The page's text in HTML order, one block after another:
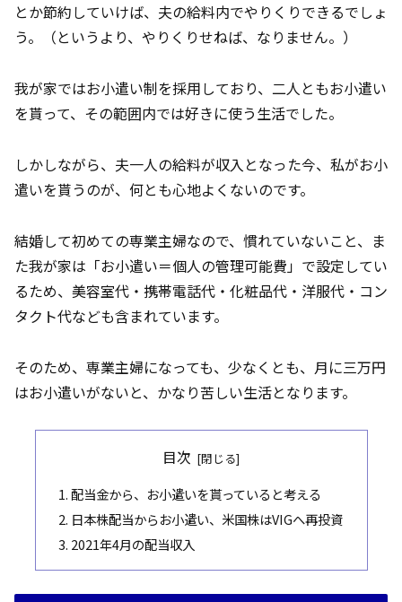
とか節約していけば、夫の給料内でやりくりできるでしょ
う。（というより、やりくりせねば、なりません。）
我が家ではお小遣い制を採用しており、二人ともお小遣い
を貰って、その範囲内では好きに使う生活でした。
しかしながら、夫一人の給料が収入となった今、私がお小
遣いを貰うのが、何とも心地よくないのです。
結婚して初めての専業主婦なので、慣れていないこと、ま
た我が家は「お小遣い＝個人の管理可能費」で設定してい
るため、美容室代・携帯電話代・化粧品代・洋服代・コン
タクト代なども含まれています。
そのため、専業主婦になっても、少なくとも、月に三万円
はお小遣いがないと、かなり苦しい生活となります。
目次
1. 配当金から、お小遣いを貰っていると考える
2. 日本株配当からお小遣い、米国株はVIGへ再投資
3. 2021年4月の配当収入